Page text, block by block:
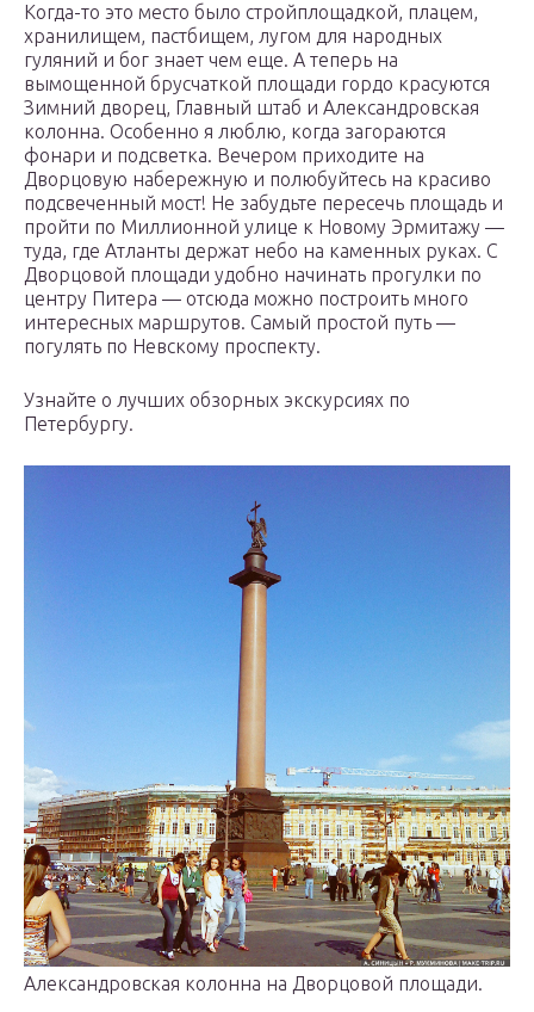
Когда-то это место было стройплощадкой, плацем,
хранилищем, пастбищем, лугом для народных
гуляний и бог знает чем еще. А теперь на
вымощенной брусчаткой площади гордо красуются
Зимний дворец, Главный штаб и Александровская
колонна. Особенно я люблю, когда загораются
фонари и подсветка. Вечером приходите на
Дворцовую набережную и полюбуйтесь на красиво
подсвеченный мост! Не забудьте пересечь площадь и
пройти по Миллионной улице к Новому Эрмитажу —
туда, где Атланты держат небо на каменных руках. С
Дворцовой площади удобно начинать прогулки по
центру Питера — отсюда можно построить много
интересных маршрутов. Самый простой путь —
погулять по Невскому проспекту.
Узнайте о лучших обзорных экскурсиях по
Петербургу.
Александровская колонна на Дворцовой площади.